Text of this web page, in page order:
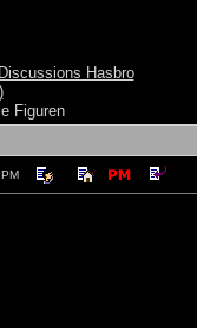
Hasbro
Figuren